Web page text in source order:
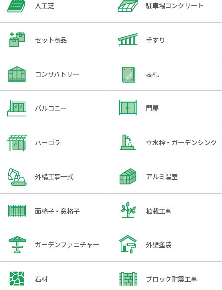
人工芝 駐車場コンクリート
セット商品 手すり
コンサバトリー 表札
バルコニー 門扉
パーゴラ 立水栓・ガーデンシンク
外構工事一式 アルミ温室
面格子・窓格子 植栽工事
ガーデンファニチャー 外壁塗装
石材 ブロック耐震工事